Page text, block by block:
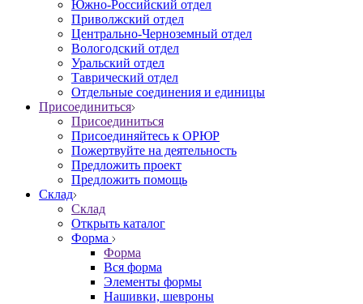
Южно-Российский отдел
Приволжский отдел
Центрально-Черноземный отдел
Вологодский отдел
Уральский отдел
Таврический отдел
Отдельные соединения и единицы
Присоединиться
Присоединиться
Присоединяйтесь к ОРЮР
Пожертвуйте на деятельность
Предложить проект
Предложить помощь
Склад
Склад
Открыть каталог
Форма
Форма
Вся форма
Элементы формы
Нашивки, шевроны